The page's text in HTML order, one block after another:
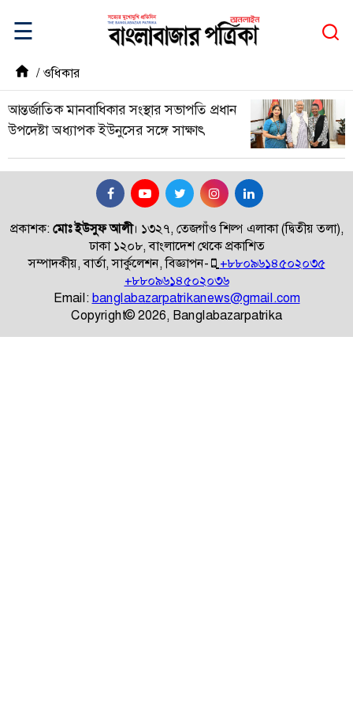
☰
/ ওধিকার
আন্তর্জাতিক মানবাধিকার সংস্থার সভাপতি প্রধান
উপদেষ্টা অধ্যাপক ইউনুসের সঙ্গে সাক্ষাৎ
প্রকাশক:মোঃ ইউসুফ আলী। ১৩২৭, তেজগাঁও শিল্প এলাকা (দ্বিতীয় তলা),
ঢাকা ১২০৮, বাংলাদেশ থেকে প্রকাশিত
সম্পাদকীয়, বার্তা, সার্কুলেশন, বিজ্ঞাপন-
+৮৮০৯৬১৪৫০২০৩৫
+৮৮০৯৬১৪৫০২০৩৬
Email: banglabazarpatrikanews@gmail.com
Copyright© 2026, Banglabazarpatrika